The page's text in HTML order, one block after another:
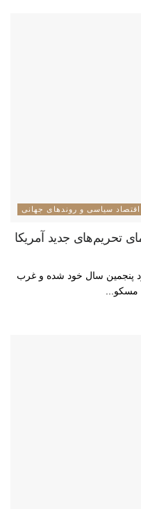
سیاسی و روندهای جهانی
تحریم‌های جدید آمریکا
پنجمین سال خود شده و غرب
مسکو...